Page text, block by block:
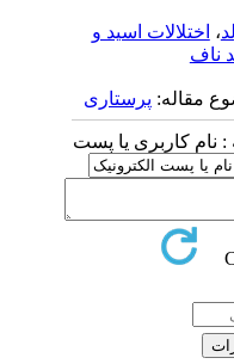
،اختلالات اسید و
ناف
مقاله:پرستاری
نام کاربری یا پست